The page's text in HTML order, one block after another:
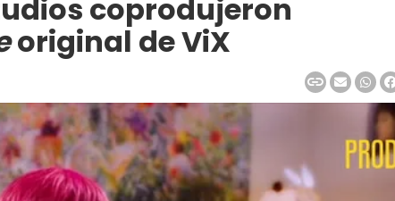
coprodujeron
original de ViX